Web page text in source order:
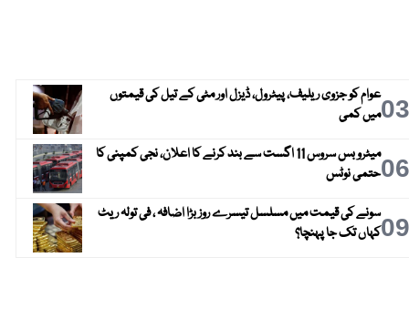
03عوام کو جزوی ریلیف، پیٹرول، ڈیزل اور مٹی کے تیل کی قیمتوں
میں کمی
06
میٹرو بس سروس 11 اگست سے بند کرنے کا اعلان، نجی کمپنی کا
حتمی نوٹس
09سونے کی قیمت میں مسلسل تیسرے روز بڑا اضافہ ، فی تولہ ریٹ
کہاں تک جا پہنچا؟